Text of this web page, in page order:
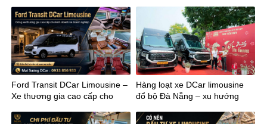
Ford Transit DCar Limousine –
Xe thương gia cao cấp cho
Hàng loạt xe DCar limousine
đổ bộ Đà Nẵng – xu hướng
miền Trung